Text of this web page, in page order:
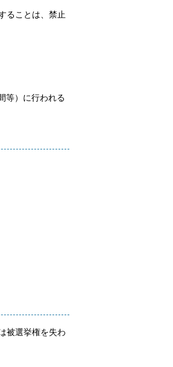
ることは、禁止
等）に行われる
被選挙権を失わ